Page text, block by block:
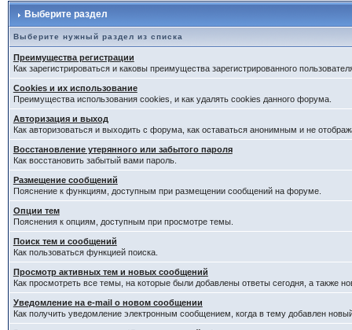
Выберите раздел
Выберите нужный раздел из списка
Преимущества регистрации
Как зарегистрироваться и каковы преимущества зарегистрированного
Cookies и их использование
Преимущества использования cookies, и как удалять cookies данного форума.
Авторизация и выход
Как авторизоваться и выходить с форума, как оставаться анонимным и не
Восстановление утерянного или забытого пароля
Как восстановить забытый вами пароль.
Размещение сообщений
Пояснение к функциям, доступным при размещении сообщений на форуме.
Опции тем
Пояснения к опциям, доступным при просмотре темы.
Поиск тем и сообщений
Как пользоваться функцией поиска.
Просмотр активных тем и новых сообщений
Как просмотреть все темы, на которые были добавлены ответы сегодня, а также
Уведомление на е-mail о новом сообщении
Как получить уведомление электронным сообщением, когда в тему добавлен